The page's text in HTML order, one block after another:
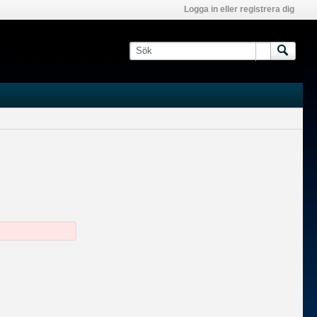
Logga in eller registrera dig